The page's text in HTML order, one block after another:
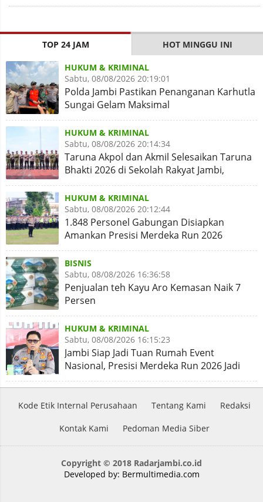
TOP 24 JAM HOT MINGGU INI
HUKUM & KRIMINAL
Sabtu, 08/08/2026 20:19:01
Polda Jambi Pastikan Penanganan Karhutla
Sungai Gelam Maksimal
HUKUM & KRIMINAL
Sabtu, 08/08/2026 20:14:34
Taruna Akpol dan Akmil Selesaikan Taruna
Bhakti 2026 di Sekolah Rakyat Jambi,
Kegiatan Aman Lancar
HUKUM & KRIMINAL
Sabtu, 08/08/2026 20:12:44
1.848 Personel Gabungan Disiapkan
Amankan Presisi Merdeka Run 2026
BISNIS
Sabtu, 08/08/2026 16:36:58
Penjualan teh Kayu Aro Kemasan Naik 7
Persen
HUKUM & KRIMINAL
Sabtu, 08/08/2026 16:15:23
Jambi Siap Jadi Tuan Rumah Event
Nasional, Presisi Merdeka Run 2026 Jadi
Momentum Pembuktian
Kode Etik Internal Perusahaan Tentang Kami Redaksi
Kontak Kami Pedoman Media Siber
Copyright © 2018 Radarjambi.co.id
Developed by: Bermultimedia.com